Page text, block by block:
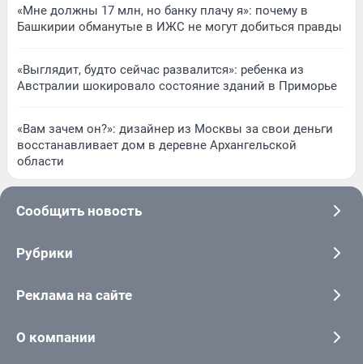
«Мне должны 17 млн, но банку плачу я»: почему в
Башкирии обманутые в ИЖС не могут добиться правды
«Выглядит, будто сейчас развалится»: ребенка из
Австралии шокировало состояние зданий в Приморье
«Вам зачем он?»: дизайнер из Москвы за свои деньги
восстанавливает дом в деревне Архангельской
области
Сообщить новость
Рубрики
Реклама на сайте
О компании